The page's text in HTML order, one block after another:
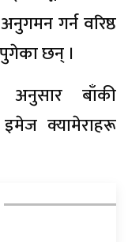
गर्न वरिष्ठ
छन् ।
अनुसार बाँकी
क्यामेराहरू